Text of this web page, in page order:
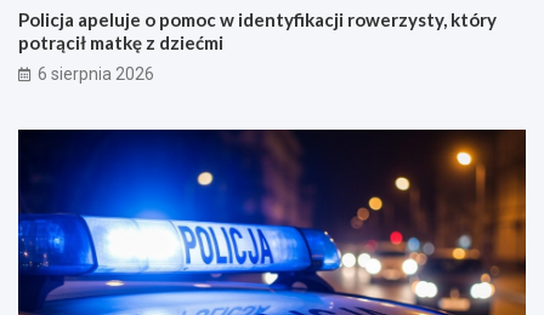
Policja apeluje o pomoc w identyfikacji rowerzysty, który
potrącił matkę z dziećmi
6 sierpnia 2026